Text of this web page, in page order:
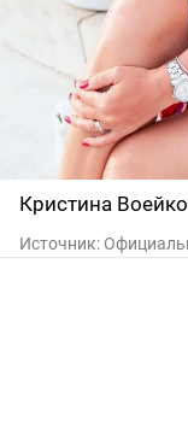
Кристина
Источник: